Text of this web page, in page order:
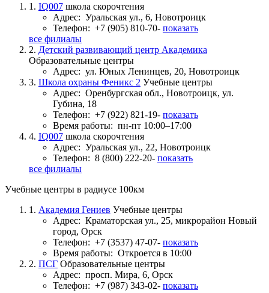
1. IQ007 школа скорочтения
Адрес: Уральская ул., 6, Новотроицк
Телефон: +7 (905) 810-70- показать
все филиалы
2. Детский развивающий центр Академика
Образовательные центры
Адрес: ул. Юных Ленинцев, 20, Новотроицк
3. Школа охраны Феникс 2 Учебные центры
Адрес: Оренбургская обл., Новотроицк, ул.
Губина, 18
Телефон: +7 (922) 821-19- показать
Время работы: пн-пт 10:00–17:00
4. IQ007 школа скорочтения
Адрес: Уральская ул., 22, Новотроицк
Телефон: 8 (800) 222-20- показать
все филиалы
Учебные центры в радиусе 100км
1. Академия Гениев Учебные центры
Адрес: Краматорская ул., 25, микрорайон Новый
город, Орск
Телефон: +7 (3537) 47-07- показать
Время работы: Откроется в 10:00
2. ПСГ Образовательные центры
Адрес: просп. Мира, 6, Орск
Телефон: +7 (987) 343-02- показать